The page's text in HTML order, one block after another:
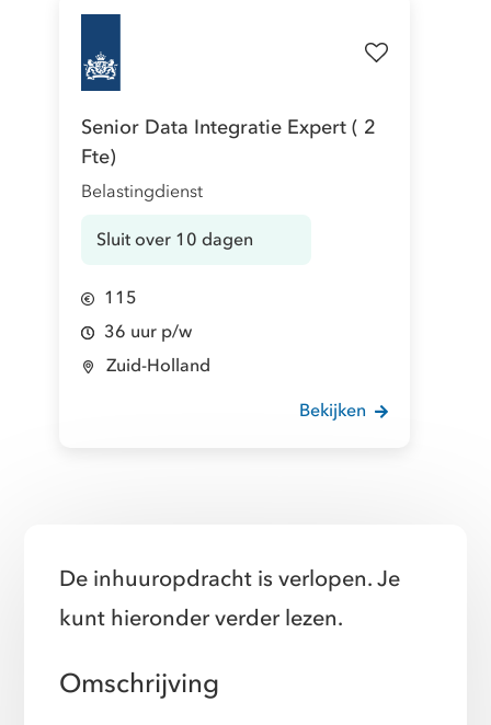
Senior Data Integratie Expert ( 2
Fte)
Belastingdienst
Sluit over 10 dagen
115
36 uur p/w
Zuid-Holland
Bekijken
De inhuuropdracht is verlopen. Je
kunt hieronder verder lezen.
Omschrijving